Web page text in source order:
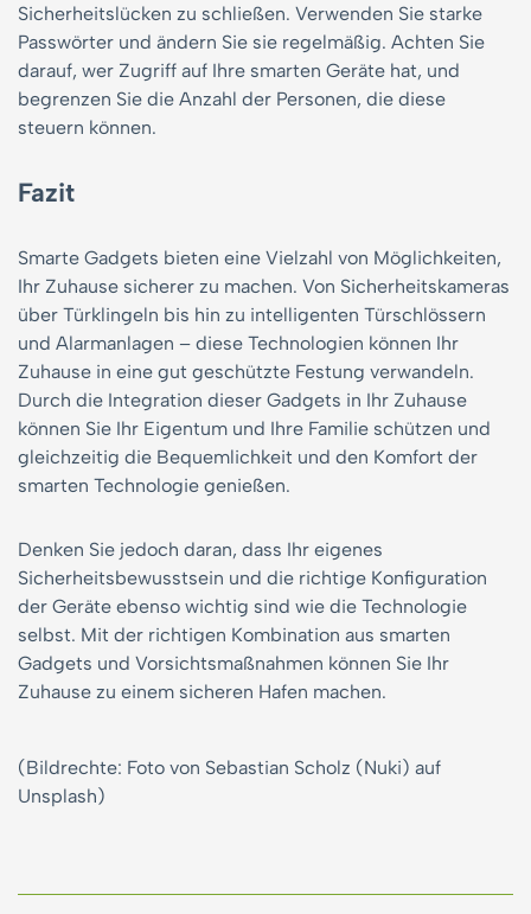
Sicherheitslücken zu schließen. Verwenden Sie starke
Passwörter und ändern Sie sie regelmäßig. Achten Sie
darauf, wer Zugriff auf Ihre smarten Geräte hat, und
begrenzen Sie die Anzahl der Personen, die diese
steuern können.
Fazit
Smarte Gadgets bieten eine Vielzahl von Möglichkeiten,
Ihr Zuhause sicherer zu machen. Von Sicherheitskameras
über Türklingeln bis hin zu intelligenten Türschlössern
und Alarmanlagen – diese Technologien können Ihr
Zuhause in eine gut geschützte Festung verwandeln.
Durch die Integration dieser Gadgets in Ihr Zuhause
können Sie Ihr Eigentum und Ihre Familie schützen und
gleichzeitig die Bequemlichkeit und den Komfort der
smarten Technologie genießen.
Denken Sie jedoch daran, dass Ihr eigenes
Sicherheitsbewusstsein und die richtige Konfiguration
der Geräte ebenso wichtig sind wie die Technologie
selbst. Mit der richtigen Kombination aus smarten
Gadgets und Vorsichtsmaßnahmen können Sie Ihr
Zuhause zu einem sicheren Hafen machen.
(Bildrechte: Foto von Sebastian Scholz (Nuki) auf
Unsplash)